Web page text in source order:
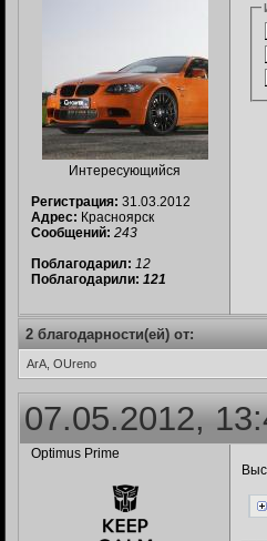
Интересующийся
Регистрация: 31.03.2012
Адрес: Красноярск
Сообщений: 243
Поблагодарил: 12
Поблагодарили: 121
2 благодарности(ей) от:
ArA, OUreno
07.05.2012,
Optimus Prime